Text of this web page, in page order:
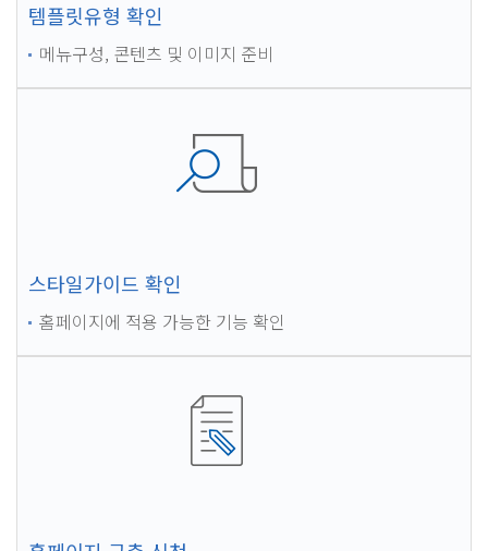
템플릿유형 확인
메뉴구성, 콘텐츠 및 이미지 준비
스타일가이드 확인
홈페이지에 적용 가능한 기능 확인